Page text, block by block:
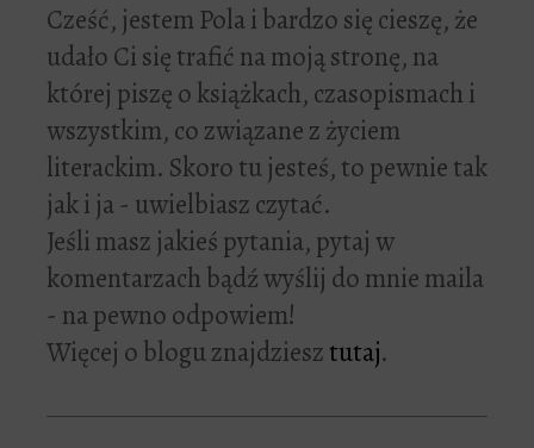
Cześć, jestem Pola i bardzo się cieszę, że
udało Ci się trafić na moją stronę, na
której piszę o książkach, czasopismach i
wszystkim, co związane z życiem
literackim. Skoro tu jesteś, to pewnie tak
jak i ja - uwielbiasz czytać.
Jeśli masz jakieś pytania, pytaj w
komentarzach bądź wyślij do mnie maila
- na pewno odpowiem!
Więcej o blogu znajdziesztutaj.